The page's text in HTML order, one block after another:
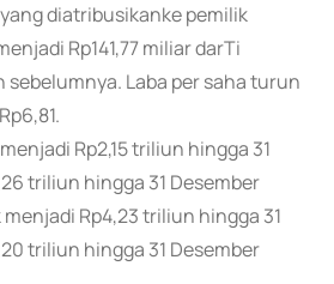
diatribusikanke pemilik
Rp141,77 miliar darTi
sebelumnya. Laba per saha turun
Rp2,15 triliun hingga 31
triliun hingga 31 Desember
Rp4,23 triliun hingga 31
triliun hingga 31 Desember